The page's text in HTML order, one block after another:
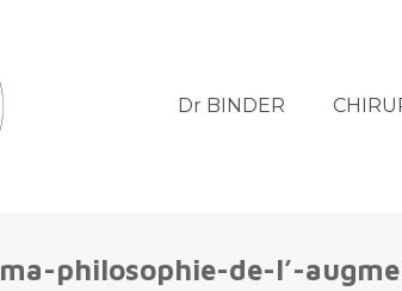
Dr BINDER
ma-philosophie-de-l’-